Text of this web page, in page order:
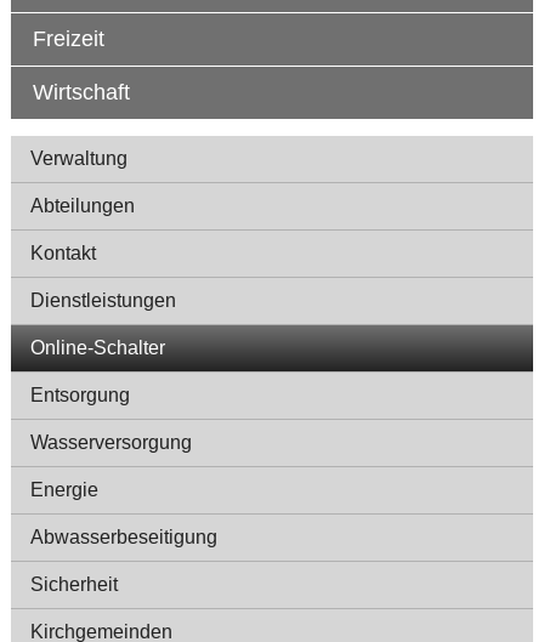
Freizeit
Wirtschaft
Navigation
Verwaltung
Abteilungen
Kontakt
Dienstleistungen
Online-Schalter
Entsorgung
Wasserversorgung
Energie
Abwasserbeseitigung
Sicherheit
Kirchgemeinden